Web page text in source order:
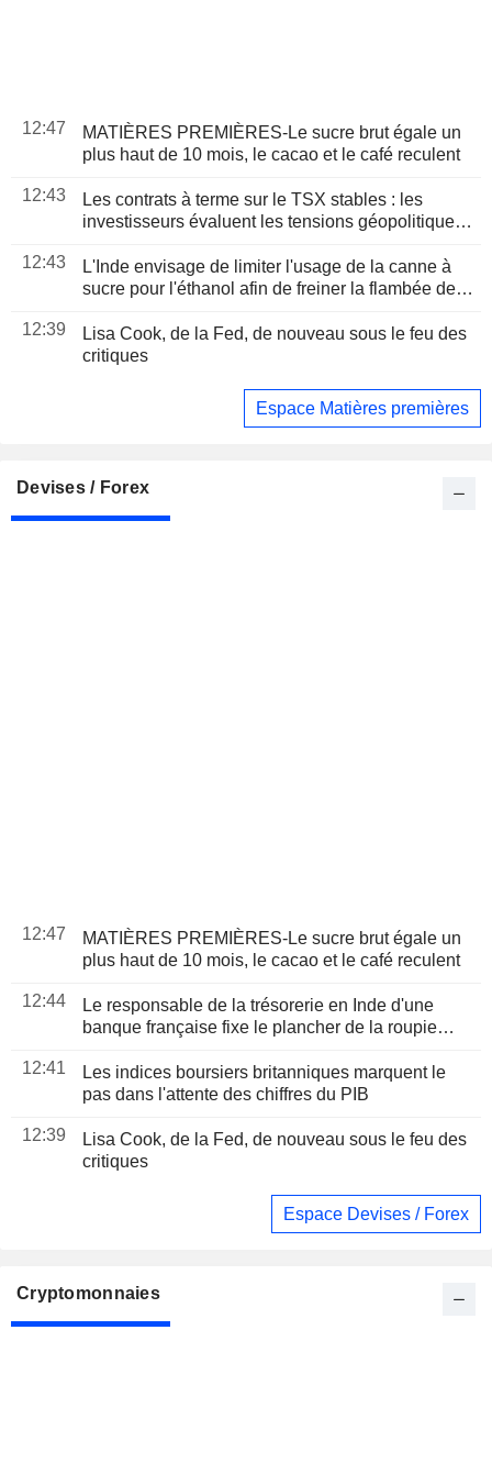
12:47
MATIÈRES PREMIÈRES-Le sucre brut égale un
plus haut de 10 mois, le cacao et le café reculent
12:43
Les contrats à terme sur le TSX stables : les
investisseurs évaluent les tensions géopolitiques
12:43
L'Inde envisage de limiter l'usage de la canne à
sucre pour l'éthanol afin de freiner la flambée des
12:39
Lisa Cook, de la Fed, de nouveau sous le feu des
critiques
Espace Matières premières
Devises / Forex
12:47
MATIÈRES PREMIÈRES-Le sucre brut égale un
plus haut de 10 mois, le cacao et le café reculent
12:44
Le responsable de la trésorerie en Inde d'une
banque française fixe le plancher de la roupie
12:41
Les indices boursiers britanniques marquent le
pas dans l'attente des chiffres du PIB
12:39
Lisa Cook, de la Fed, de nouveau sous le feu des
critiques
Espace Devises / Forex
Cryptomonnaies